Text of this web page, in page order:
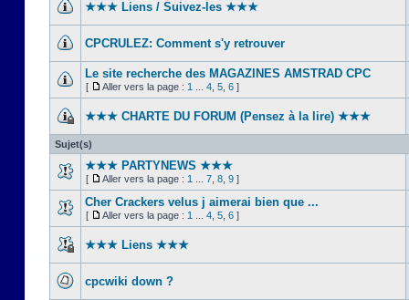
★★★ Liens / Suivez-les ★★★
CPCRULEZ: Comment s'y retrouver‎
Le site recherche des MAGAZINES AMSTRAD CPC
[ Aller vers la page : 1 4 5 6 ]
★★★ CHARTE DU FORUM (Pensez à la lire) ★★★
Sujet(s)
★★★ PARTYNEWS ★★★
[ Aller vers la page : 1 7 8 9 ]
Cher Crackers velus j aimerai bien que ...
[ Aller vers la page : 1 4 5 6 ]
★★★ Liens ★★★
cpcwiki down ?